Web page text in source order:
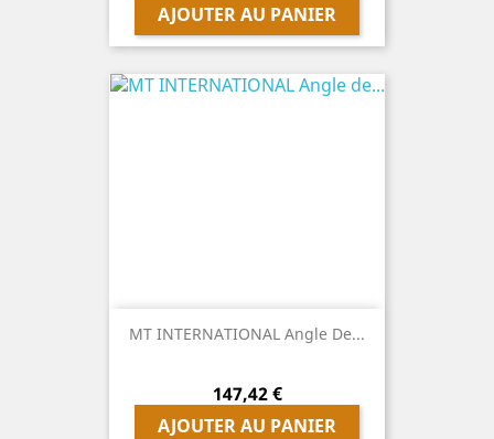
AJOUTER AU PANIER
MT INTERNATIONAL Angle De...
Prix
147,42 €
AJOUTER AU PANIER